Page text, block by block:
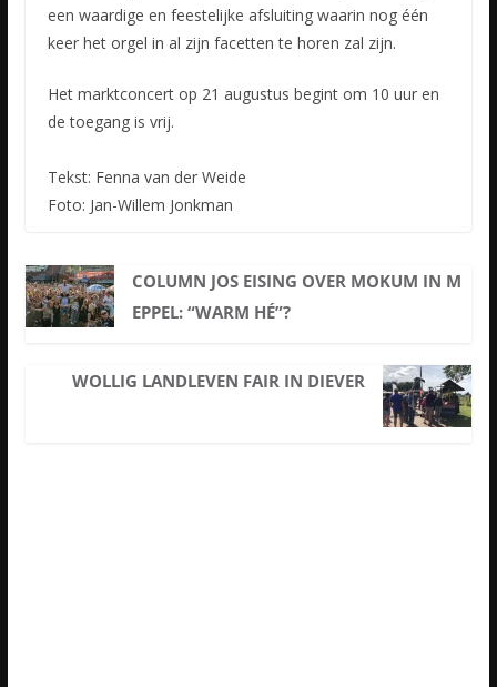
een waardige en feestelijke afsluiting waarin nog één
keer het orgel in al zijn facetten te horen zal zijn.
Het marktconcert op 21 augustus begint om 10 uur en
de toegang is vrij.
Tekst: Fenna van der Weide
Foto: Jan-Willem Jonkman
COLUMN JOS EISING OVER MOKUM IN M
EPPEL: “WARM HÉ”?
WOLLIG LANDLEVEN FAIR IN DIEVER